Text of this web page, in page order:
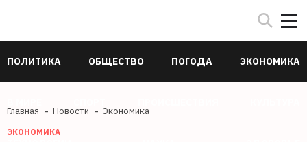
ПОЛИТИКА ОБЩЕСТВО ПОГОДА ЭКОНОМИКА
Главная Новости Экономика
ЭКОНОМИКА